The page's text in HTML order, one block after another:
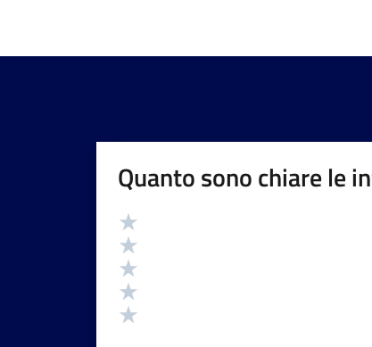
Quanto sono chiare le
Valutazione